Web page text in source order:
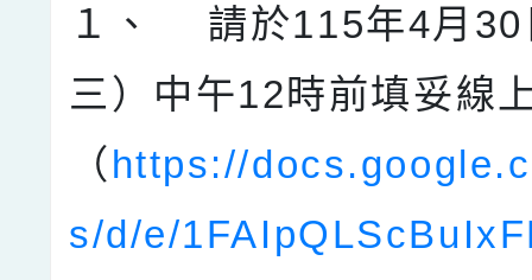
１、 請於115年4月30
三）中午12時前填妥線
（ https://
s/d/e/